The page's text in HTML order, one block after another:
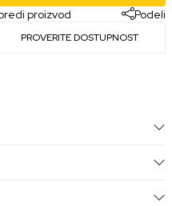
proizvod Podeli
PROVERITE DOSTUPNOST